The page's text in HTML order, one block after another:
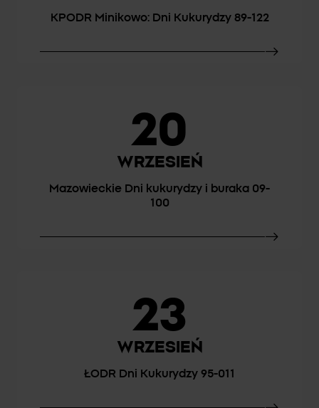
KPODR Minikowo: Dni Kukurydzy 89-122
20
WRZESIEŃ
Mazowieckie Dni kukurydzy i buraka 09-
100
23
WRZESIEŃ
ŁODR Dni Kukurydzy 95-011